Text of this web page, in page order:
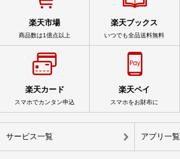
楽天市場
商品数は1億点以上
楽天ブックス
いつでも全品送料無料
楽天カード
スマホでカンタン申込
楽天ペイ
スマホをお財布に
サービス一覧 アプリ一覧